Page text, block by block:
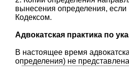
вынесения определения,
Кодексом.
Адвокатская практика по
В настоящее время
определения) не